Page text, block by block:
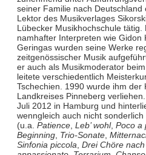
seiner Familie nach
Lektor des Musikverlages
Lübecker Musikhochschule tätig.
namhafter Interpreten wie Gidon
Geringas wurden seine Werke
zeitgenössischer Musik
er auch als Musikmoderator
leitete verschiedentlich
Tschechien. 1990 wurde ihm der
Landkreises Pinneberg
Juli 2012 in Hamburg und
wenngleich auch nicht
(u.a. Patience, Leb’ wohl, Poco a
Beginning, Trio-Sonate,
Sinfonia piccola Drei Chöre